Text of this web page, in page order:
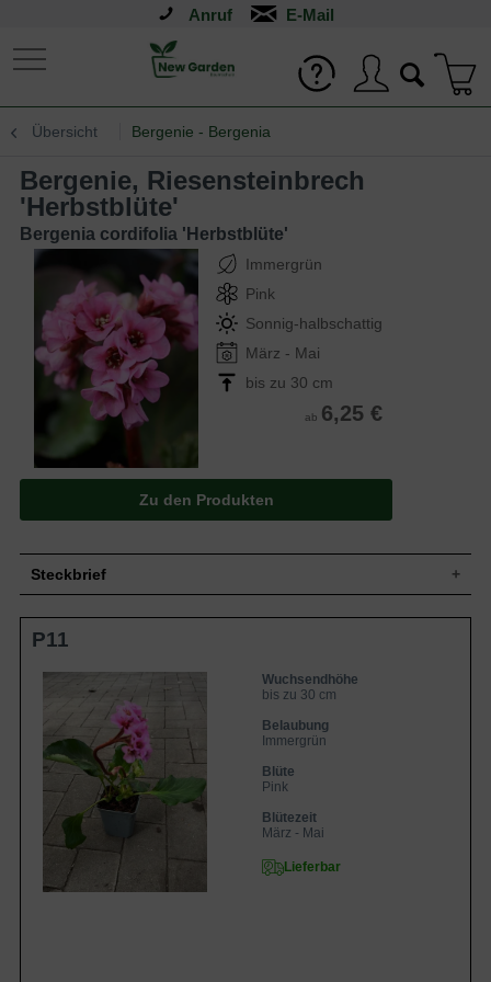
Anruf
Übersicht Bergenie - Bergenia
Bergenie, Riesensteinbrech
'Herbstblüte'
Bergenia cordifolia 'Herbstblüte'
Immergrün
Pink
Sonnig-halbschattig
März - Mai
bis zu 30 cm
ab 6,25 €
Zu den Produkten
Steckbrief
Flächig bis niederliegend, bodendeckend,
Blatt
Winter- / immergrün, eiförmig, grün
Frucht
Blüte
Leuchtend pinke, einfache Einzelblüte,
glockenförmige, auch ausgebreitete
Blütenform
Blütezeit
März bis Mai
Boden
Gut durchlässig, frisch
Standort
Sonnig bis halbschattig
Pflanzen pro
7
P11
Wuchsendhöhe
bis zu 30 cm
Belaubung
Immergrün
Blüte
Pink
Blütezeit
März - Mai
Lieferbar